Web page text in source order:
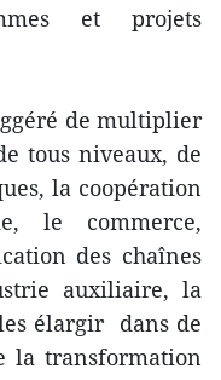
et projets
de multiplier
tous niveaux, de
la coopération
le commerce,
des chaînes
auxiliaire, la
élargir dans de
la transformation